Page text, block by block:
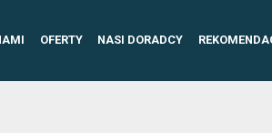
OFERTY NASI DORADCY